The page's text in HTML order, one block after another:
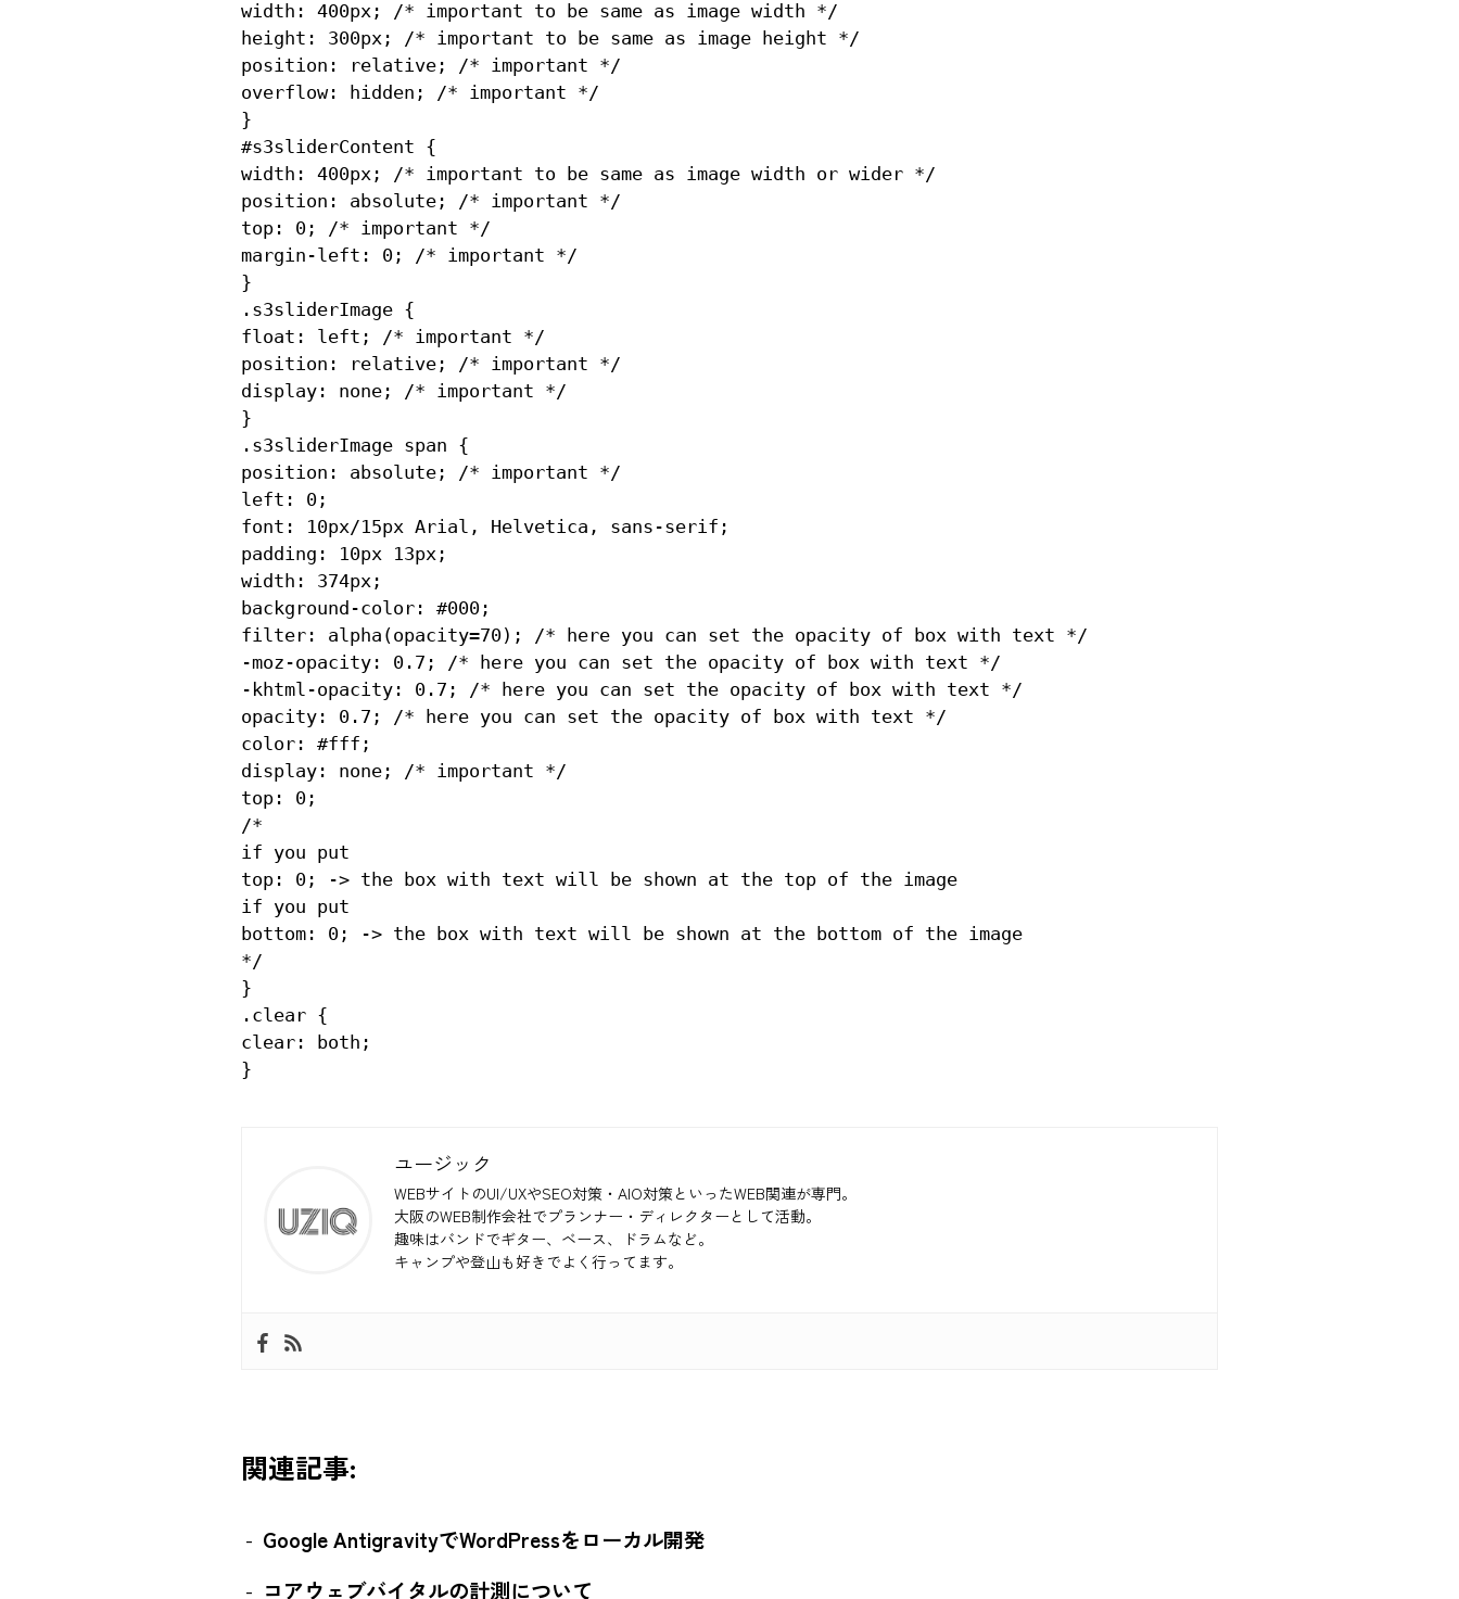
width: 400px; /* important to be same as image width */
height: 300px; /* important to be same as image height */
position: relative; /* important */
overflow: hidden; /* important */
}
#s3sliderContent {
width: 400px; /* important to be same as image width or wider */
position: absolute; /* important */
top: 0; /* important */
margin-left: 0; /* important */
}
.s3sliderImage {
float: left; /* important */
position: relative; /* important */
display: none; /* important */
}
.s3sliderImage span {
position: absolute; /* important */
left: 0;
font: 10px/15px Arial, Helvetica, sans-serif;
padding: 10px 13px;
width: 374px;
background-color: #000;
filter: alpha(opacity=70); /* here you can set the opacity of box with text */
-moz-opacity: 0.7; /* here you can set the opacity of box with text */
-khtml-opacity: 0.7; /* here you can set the opacity of box with text */
opacity: 0.7; /* here you can set the opacity of box with text */
color: #fff;
display: none; /* important */
top: 0;
/*
if you put
top: 0; -> the box with text will be shown at the top of the image
if you put
bottom: 0; -> the box with text will be shown at the bottom of the image
*/
}
.clear {
clear: both;
ユージック
WEBサイトのUI/UXやSEO対策・AIO対策といったWEB関連が専門。
大阪のWEB制作会社でプランナー・ディレクターとして活動。
趣味はバンドでギター、ベース、ドラムなど。
キャンプや登山も好きでよく行ってます。
関連記事:
Google AntigravityでWordPressをローカル開発
コアウェブバイタルの計測について